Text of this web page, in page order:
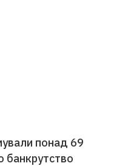
понад 69
банкрутство